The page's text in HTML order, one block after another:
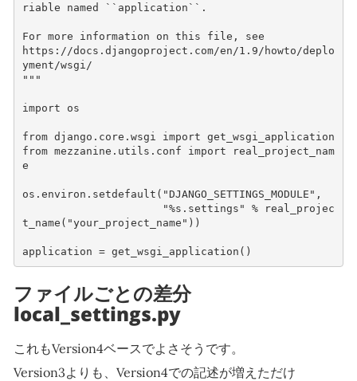
riable named ``application``.
For more information on this file, see
https://docs.djangoproject.com/en/1.9/howto/deplo
yment/wsgi/
"""
import os
from django.core.wsgi import get_wsgi_application
from mezzanine.utils.conf import
real_project_nam
e
os . environ . setdefault ( "DJANGO_SETTINGS_MODULE" ,
"%s .settings" %
real_projec
t_name ( "your_project_name" ))
application = get_wsgi_application ()
ファイルごとの差分
local_settings.py
これもVersion4ベースでよさそうです。
Version3よりも、Version4での記述が増えただけ